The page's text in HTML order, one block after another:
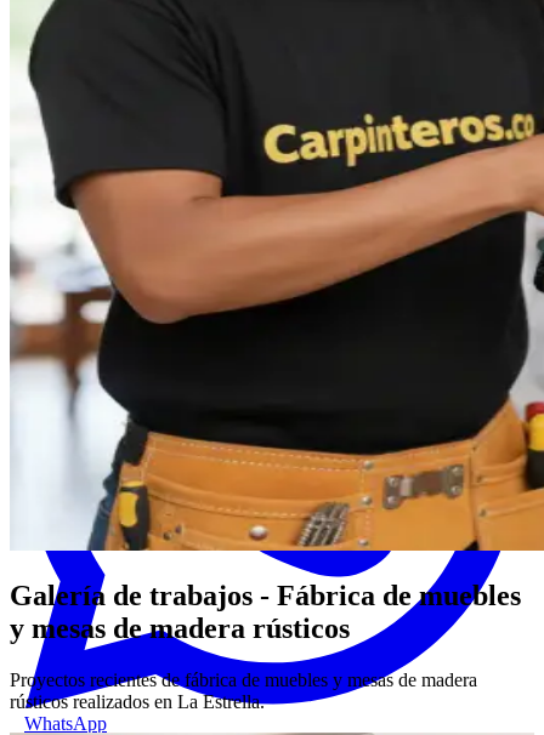
Carpinteros
Especialistas en la creación de muebles a medida de máxima
calidad, con diseños únicos y funcionales.
Cotizar servicio
WhatsApp
Galería de trabajos - Fábrica de muebles
y mesas de madera rústicos
Proyectos recientes de fábrica de muebles y mesas de madera
rústicos realizados en La Estrella.